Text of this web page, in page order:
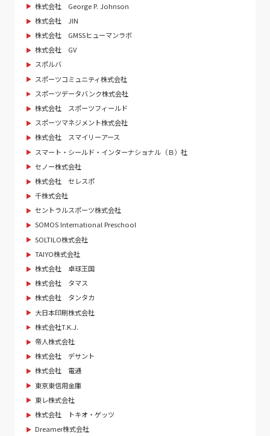
株式会社 George P. Johnson
株式会社 JIN
株式会社 GMSSヒューマンラボ
株式会社 GV
スポルバ
スポーツコミュニティ株式会社
スポーツデータバンク株式会社
株式会社 スポーツフィールド
スポーツマネジメント株式会社
株式会社 スマイリーアース
スマート・シールド・インターナショナル（Ｂ）社
セノー株式会社
株式会社 セレスポ
千株式会社
セントラルスポーツ株式会社
SOMOS International Preschool
SOLTILO株式会社
TAIYO株式会社
株式会社 卓球王国
株式会社 タマス
株式会社 タンタカ
大日本印刷株式会社
株式会社T.K.J.
帝人株式会社
株式会社 デサント
株式会社 電通
東京東信用金庫
東レ株式会社
株式会社 トキオ・ゲッツ
Dreamer株式会社